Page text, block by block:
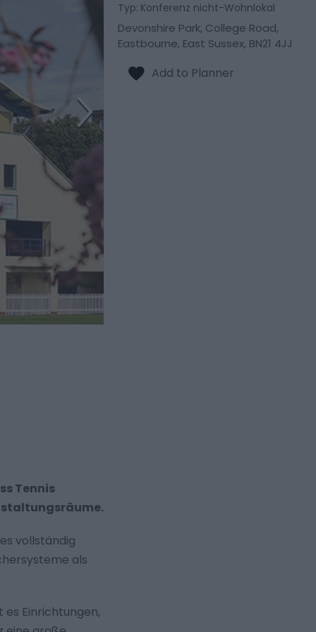
Tennis
vollständig
als
Einrichtungen,
Typ: Konferenz nicht-Wohnlokal
Devonshire Park, College Road,
Eastbourne, East Sussex, BN21 4JJ